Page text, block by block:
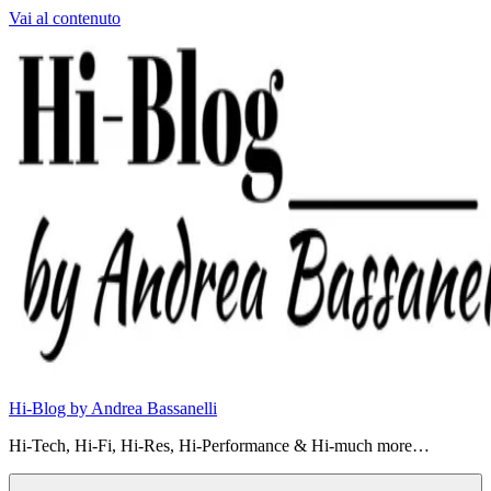
Vai al contenuto
Hi-Blog by Andrea Bassanelli
Hi-Tech, Hi-Fi, Hi-Res, Hi-Performance & Hi-much more…